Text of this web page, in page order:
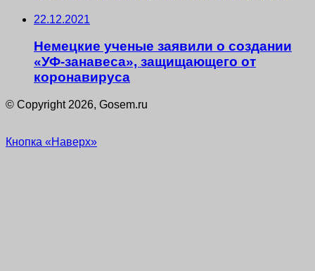
22.12.2021
Немецкие ученые заявили о создании
«УФ-занавеса», защищающего от
коронавируса
© Copyright 2026, Gosem.ru
Кнопка «Наверх»